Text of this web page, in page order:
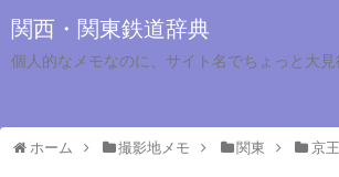
関西・関東鉄道辞典
個人的なメモなのに、サイト名でちょっと大見
ホーム 撮影地メモ 関東 京王